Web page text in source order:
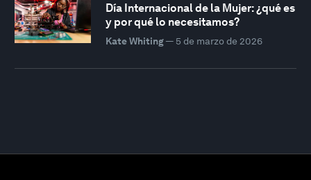
Día Internacional de la Mujer: ¿qué es
y por qué lo necesitamos?
Kate Whiting— 5 de marzo de 2026